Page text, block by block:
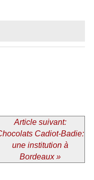
Article suivant:
Cadiot-Badie:
une institution à
Bordeaux »